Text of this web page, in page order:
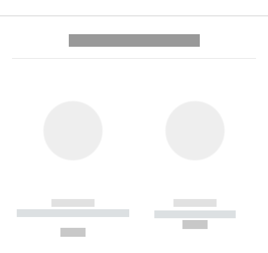
------------
----------- ----------- --------
------------
----------- -----------